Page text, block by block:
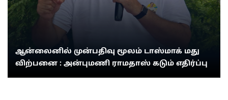
ஆன்லைனில் முன்பதிவு மூலம் டாஸ்மாக் மது
விற்பனை : அன்புமணி ராமதாஸ் கடும் எதிர்ப்பு